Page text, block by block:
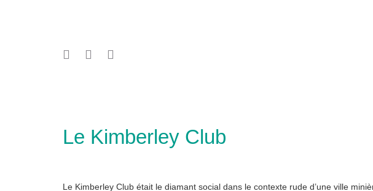
Le Kimberley Club
Le Kimberley Club était le diamant social dans le contexte rude d’une ville